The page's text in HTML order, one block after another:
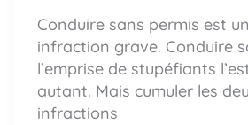
Conduire sans permis est
infraction grave. Conduire
l’emprise de stupéfiants
autant. Mais cumuler les
infractions